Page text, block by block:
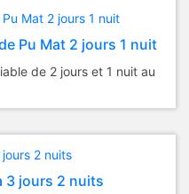
Pu Mat 2 jours 1 nuit
de 2 jours et 1 nuit au
3 jours 2 nuits